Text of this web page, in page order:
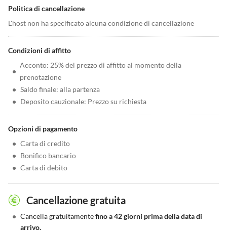
Politica di cancellazione
L'host non ha specificato alcuna condizione di cancellazione
Condizioni di affitto
•
Acconto: 25% del prezzo di affitto al momento della
prenotazione
• Saldo finale: alla partenza
• Deposito cauzionale: Prezzo su richiesta
Opzioni di pagamento
• Carta di credito
• Bonifico bancario
• Carta di debito
Cancellazione gratuita
• Cancella gratuitamentefino a 42 giorni prima della data di
arrivo.